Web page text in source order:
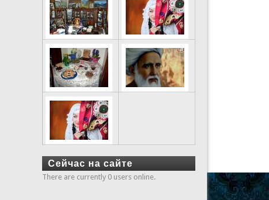
Сейчас на сайте
There are currently 0 users online.